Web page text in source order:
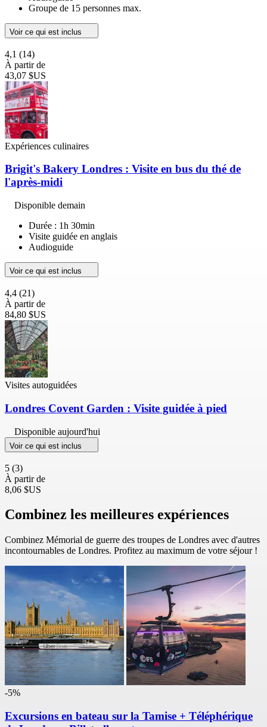
Groupe de 15 personnes max.
Voir ce qui est inclus
4,1 (14)
À partir de
43,07 $US
Expériences culinaires
Brigit's Bakery Londres : Visite en bus du thé de
l'après-midi
Disponible demain
Durée : 1h 30min
Visite guidée en anglais
Audioguide
Voir ce qui est inclus
4,4 (21)
À partir de
84,80 $US
Visites autoguidées
Londres Covent Garden : Visite guidée à pied
Disponible aujourd'hui
Voir ce qui est inclus
5 (3)
À partir de
8,06 $US
Combinez les meilleures expériences
Combinez Mémorial de guerre des troupes de Londres avec d'autres
incontournables de Londres. Profitez au maximum de votre séjour !
-5%
Excursions en bateau sur la Tamise + Téléphérique